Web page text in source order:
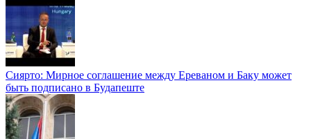
Сиярто: Мирное соглашение между Ереваном и Баку может
быть подписано в Будапеште